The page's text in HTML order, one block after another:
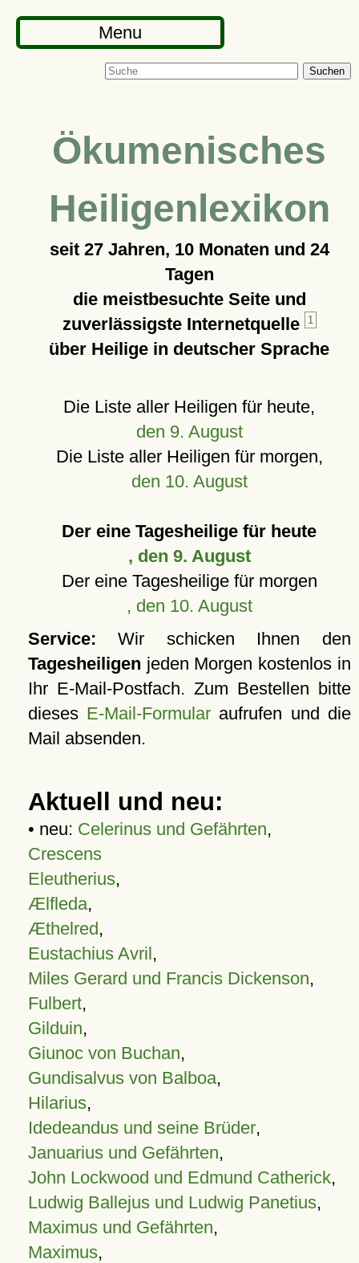
Menu
Suchen
Ökumenisches
Heiligenlexikon
seit 27 Jahren, 10 Monaten und 24
Tagen
die meistbesuchte Seite und
zuverlässigste Internetquelle
1
über Heilige in deutscher Sprache
Die Liste aller Heiligen für heute,
den 9. August
Die Liste aller Heiligen für morgen,
den 10. August
Der eine Tagesheilige für heute
, den 9. August
Der eine Tagesheilige für morgen
, den 10. August
Service: Wir schicken Ihnen den
Tagesheiligen jeden Morgen kostenlos in
Ihr E-Mail-Postfach. Zum Bestellen bitte
dieses E-Mail-Formular aufrufen und die
Mail absenden.
Aktuell und neu:
• neu: Celerinus und Gefährten,
Crescens
Eleutherius,
Ælfleda,
Æthelred,
Eustachius Avril,
Miles Gerard und Francis Dickenson,
Fulbert,
Gilduin,
Giunoc von Buchan,
Gundisalvus von Balboa,
Hilarius,
Idedeandus und seine Brüder,
Januarius und Gefährten,
John Lockwood und Edmund Catherick,
Ludwig Ballejus und Ludwig Panetius,
Maximus und Gefährten,
Maximus,